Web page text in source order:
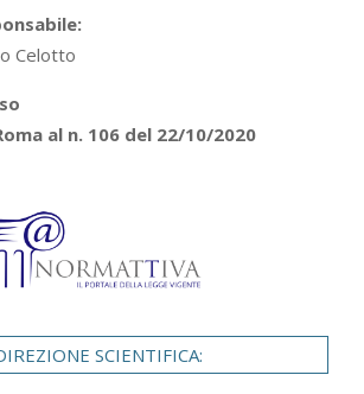
Celotto
al n. 106 del 22/10/2020
SCIENTIFICA: